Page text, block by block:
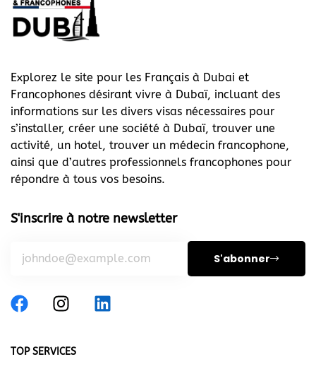
Explorez le site pour les Français à Dubai et
Francophones désirant vivre à Dubaï, incluant des
informations sur les divers visas nécessaires pour
s’installer, créer une société à Dubaï, trouver une
activité, un hotel, trouver un médecin francophone,
ainsi que d’autres professionnels francophones pour
répondre à tous vos besoins.
S'inscrire à notre newsletter
S'abonner
TOP SERVICES